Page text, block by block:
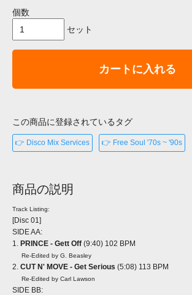
個数
セット
カートに入れる
この商品に登録されているタグ
👉 Disco Mix Services 👉 Free Soul '70s ~ '90s
商品の説明
Track Listing:
[Disc 01]
SIDE AA:
1. PRINCE - Gett Off (9:40) 102 BPM
Re-Edited by G. Beasley
2. CUT N' MOVE - Get Serious (5:08) 113 BPM
Re-Edited by Carl Lawson
SIDE BB: